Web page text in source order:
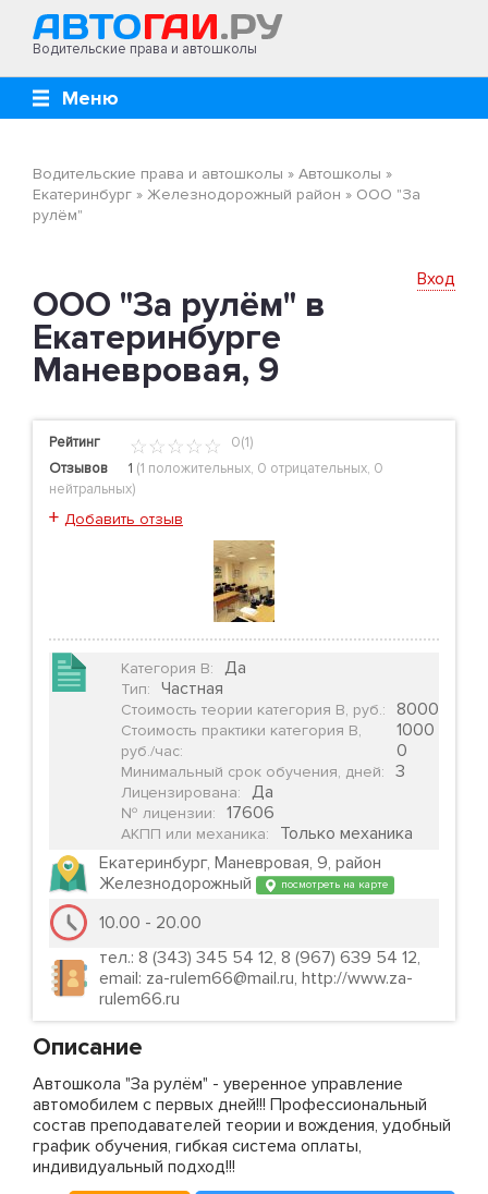
Водительские права и автошколы
Меню
Водительские права и автошколы » Автошколы »
Екатеринбург » Железнодорожный район » ООО "За
рулём"
Вход
ООО "За рулём" в
Екатеринбурге
Маневровая, 9
Рейтинг
0(1)
Отзывов
1 (1 положительных, 0 отрицательных, 0
нейтральных)
+ Добавить отзыв
Категория B: Да
Тип: Частная
Стоимость теории категория B, руб.: 8000
Стоимость практики категория B,
руб./час:
1000
0
Минимальный срок обучения, дней: 3
Лицензирована: Да
№ лицензии: 17606
АКПП или механика:
Только механика
Екатеринбург, Маневровая, 9, район
Железнодорожный
посмотреть на карте
10.00 - 20.00
тел.: 8 (343) 345 54 12, 8 (967) 639 54 12,
email: za-rulem66@mail.ru, http://www.za-
rulem66.ru
Описание
Автошкола "За рулём" - уверенное управление
автомобилем с первых дней!!! Профессиональный
состав преподавателей теории и вождения, удобный
график обучения, гибкая система оплаты,
индивидуальный подход!!!